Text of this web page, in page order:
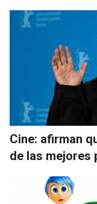
Cine: afirman
de las mejores